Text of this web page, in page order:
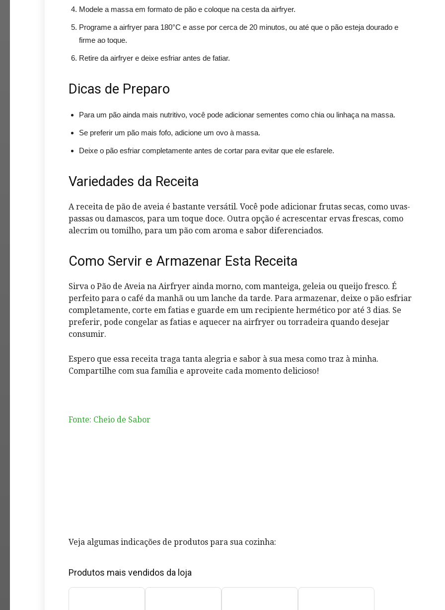
Modele a massa em formato de pão e coloque na cesta da airfryer.
Programe a airfryer para 180°C e asse por cerca de 20 minutos, ou até que o pão esteja dourado e
firme ao toque.
Retire da airfryer e deixe esfriar antes de fatiar.
Dicas de Preparo
Para um pão ainda mais nutritivo, você pode adicionar sementes como chia ou linhaça na massa.
Se preferir um pão mais fofo, adicione um ovo à massa.
Deixe o pão esfriar completamente antes de cortar para evitar que ele esfarele.
Variedades da Receita
A receita de pão de aveia é bastante versátil. Você pode adicionar frutas secas, como uvas-
passas ou damascos, para um toque doce. Outra opção é acrescentar ervas frescas, como
alecrim ou tomilho, para um pão com aroma e sabor diferenciados.
Como Servir e Armazenar Esta Receita
Sirva o Pão de Aveia na Airfryer ainda morno, com manteiga, geleia ou queijo fresco. É
perfeito para o café da manhã ou um lanche da tarde. Para armazenar, deixe o pão esfriar
completamente, corte em fatias e guarde em um recipiente hermético por até 3 dias. Se
preferir, pode congelar as fatias e aquecer na airfryer ou torradeira quando desejar
consumir.
Espero que essa receita traga tanta alegria e sabor à sua mesa como traz à minha.
Compartilhe com sua família e aproveite cada momento delicioso!
Fonte: Cheio de Sabor
Veja algumas indicações de produtos para sua cozinha:
Produtos mais vendidos da loja